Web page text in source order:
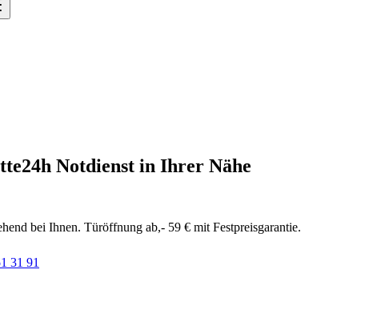
24h Notdienst in Ihrer Nähe
bei Ihnen. Türöffnung ab,- 59 € mit Festpreisgarantie.
31 91